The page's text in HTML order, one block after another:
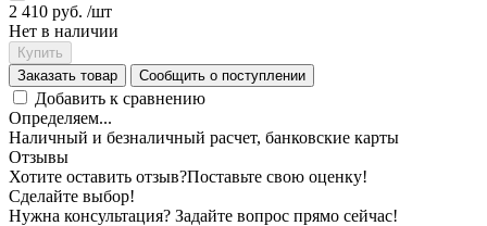
2 410 руб. /шт
Нет в наличии
Купить
Заказать товар
Сообщить о поступлении
Добавить к сравнению
Определяем...
Наличный и безналичный расчет, банковские карты
Отзывы
Хотите оставить отзыв?Поставьте свою оценку!
Сделайте выбор!
Нужна консультация? Задайте вопрос прямо сейчас!